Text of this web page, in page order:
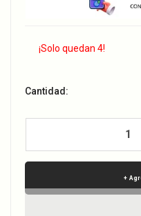
¡Solo quedan 4!
Cantidad: